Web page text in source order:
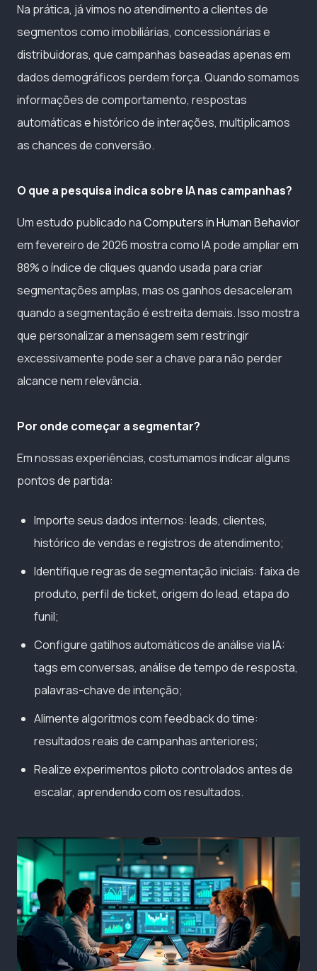
Na prática, já vimos no atendimento a clientes de
segmentos como imobiliárias, concessionárias e
distribuidoras, que campanhas baseadas apenas em
dados demográficos perdem força. Quando somamos
informações de comportamento, respostas
automáticas e histórico de interações, multiplicamos
as chances de conversão.
O que a pesquisa indica sobre IA nas campanhas?
Um estudo publicado naComputers in Human Behavior
em fevereiro de 2026 mostra como IA pode ampliar em
88% o índice de cliques quando usada para criar
segmentações amplas, mas os ganhos desaceleram
quando a segmentação é estreita demais. Isso mostra
que personalizar a mensagem sem restringir
excessivamente pode ser a chave para não perder
alcance nem relevância.
Por onde começar a segmentar?
Em nossas experiências, costumamos indicar alguns
pontos de partida:
Importe seus dados internos: leads, clientes,
histórico de vendas e registros de atendimento;
Identifique regras de segmentação iniciais: faixa de
produto, perfil de ticket, origem do lead, etapa do
funil;
Configure gatilhos automáticos de análise via IA:
tags em conversas, análise de tempo de resposta,
palavras-chave de intenção;
Alimente algoritmos com feedback do time:
resultados reais de campanhas anteriores;
Realize experimentos piloto controlados antes de
escalar, aprendendo com os resultados.